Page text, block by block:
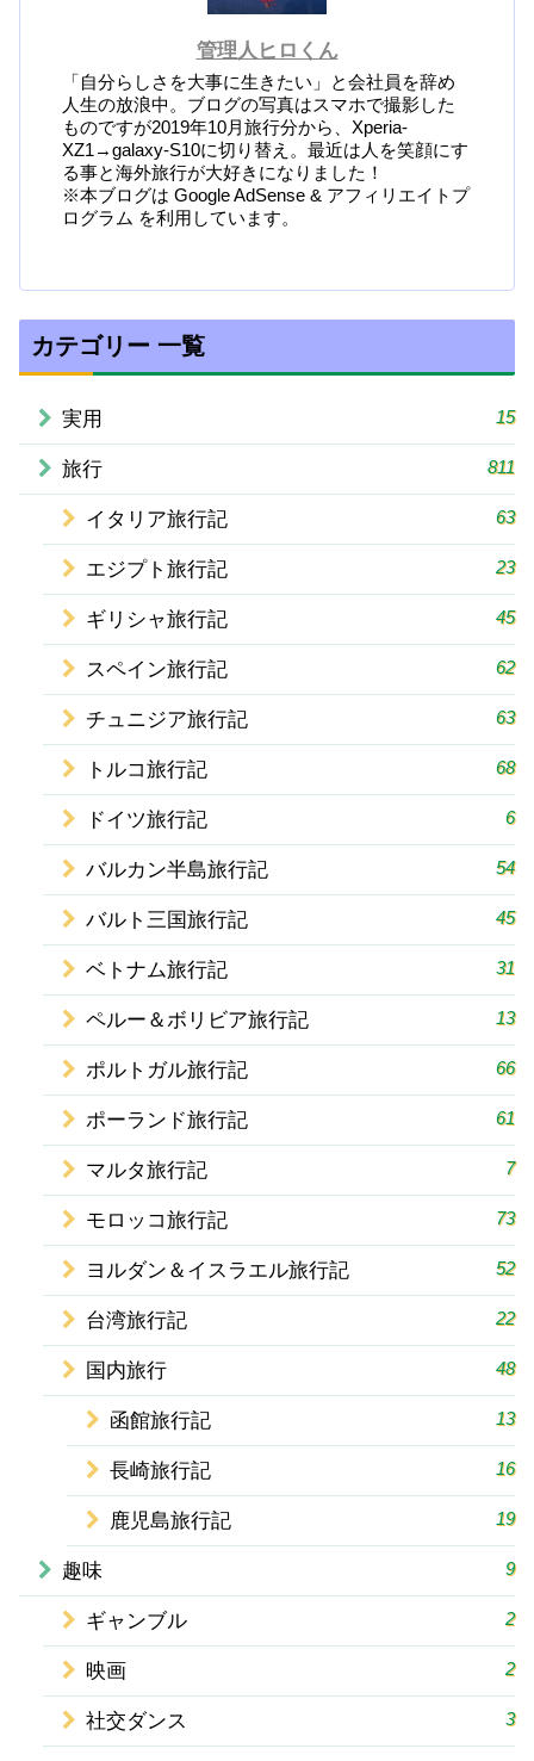
管理人ヒロくん
「自分らしさを大事に生きたい」と会社員を辞め
人生の放浪中。ブログの写真はスマホで撮影した
ものですが2019年10月旅行分から、Xperia-
XZ1→galaxy-S10に切り替え。最近は人を笑顔にす
る事と海外旅行が大好きになりました！
※本ブログは Google AdSense & アフィリエイトプ
ログラム を利用しています。
カテゴリー 一覧
実用 15
旅行 811
イタリア旅行記 63
エジプト旅行記 23
ギリシャ旅行記 45
スペイン旅行記 62
チュニジア旅行記 63
トルコ旅行記 68
ドイツ旅行記 6
バルカン半島旅行記 54
バルト三国旅行記 45
ベトナム旅行記 31
ペルー＆ボリビア旅行記 13
ポルトガル旅行記 66
ポーランド旅行記 61
マルタ旅行記 7
モロッコ旅行記 73
ヨルダン＆イスラエル旅行記 52
台湾旅行記 22
国内旅行 48
函館旅行記 13
長崎旅行記 16
鹿児島旅行記 19
趣味 9
ギャンブル 2
映画 2
社交ダンス 3